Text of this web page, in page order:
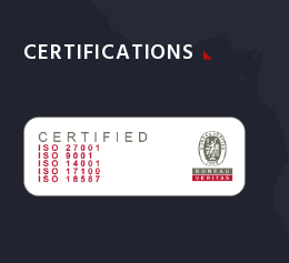
CERTIFICATIONS